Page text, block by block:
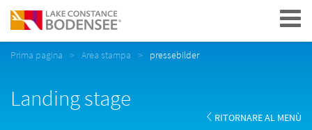
Navigation
Prima pagina Area stampa pressebilder
Landing stage
RITORNARE AL MENÙ